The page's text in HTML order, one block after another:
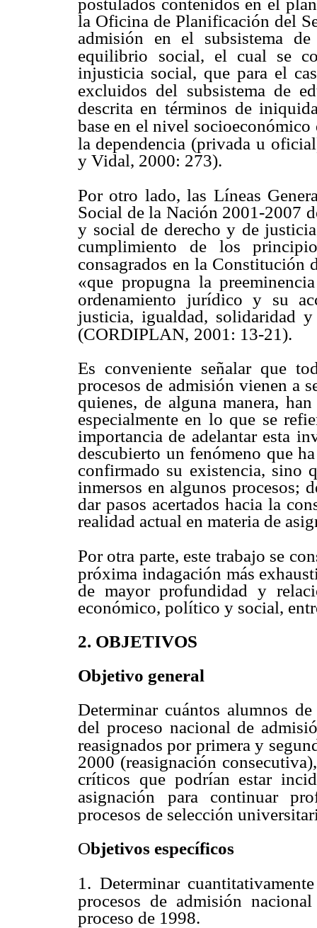
postulados contenidos en el
la Oficina de Planificación del
admisión en el subsistema
equilibrio
social, el cual se
injusticia social, que para el
excluidos del subsistema de
descrita en términos de
base en el nivel socioeconómico
la dependencia (privada u
y Vidal, 2000: 273).
Por otro lado, las Líneas
Social de la Nación 2001-2007
y social de derecho y de
cumplimiento de los
consagrados en la Constitución
«que propugna la
ordenamiento
jurídico y su
justicia, igualdad, solidaridad
(CORDIPLAN, 2001: 13-21).
Es conveniente señalar que
procesos de admisión vienen a
quienes, de alguna manera,
especialmente en lo que se
importancia de adelantar esta
descubierto un fenómeno que
confirmado su existencia, sino
inmersos en algunos procesos;
dar pasos acertados hacia la
realidad actual en materia de
Por otra parte, este trabajo se
próxima indagación más
de mayor profundidad y
económico, político y social,
2. OBJETIVOS
Objetivo general
Determinar cuántos alumnos
del proceso nacional de
reasignados por primera y
2000 (reasignación
críticos que podrían estar
asignación
para continuar
procesos de selección
Objetivos específicos
1. Determinar
procesos de admisión
proceso de 1998.